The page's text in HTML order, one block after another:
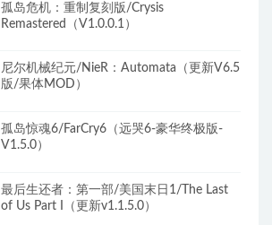
孤岛危机：重制复刻版/Crysis
Remastered（V1.0.0.1）
尼尔机械纪元/NieR：Automata（更新V6.5
版/果体MOD）
孤岛惊魂6/FarCry6（远哭6-豪华终极版-
V1.5.0）
最后生还者：第一部/美国末日1/The Last
of Us Part I（更新v1.1.5.0）